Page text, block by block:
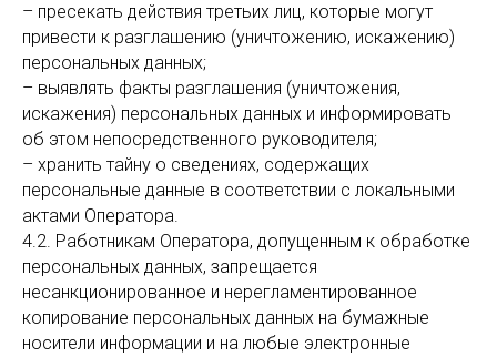
– пресекать действия третьих лиц, которые могут
привести к разглашению (уничтожению, искажению)
персональных данных;
– выявлять факты разглашения (уничтожения,
искажения) персональных данных и информировать
об этом непосредственного руководителя;
– хранить тайну о сведениях, содержащих
персональные данные в соответствии с локальными
актами Оператора.
4.2. Работникам Оператора, допущенным к обработке
персональных данных, запрещается
несанкционированное и нерегламентированное
копирование персональных данных на бумажные
носители информации и на любые электронные